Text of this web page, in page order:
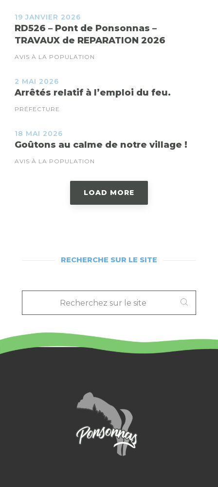
19 JANVIER 2026
RD526 – Pont de Ponsonnas –
TRAVAUX de REPARATION 2026
AVIS À LA POPULATION
2 MAI 2026
Arrêtés relatif à l’emploi du feu.
PRÉFECTURE
18 MAI 2026
Goûtons au calme de notre village !
AVIS À LA POPULATION
LOAD MORE
RECHERCHE SUR LE SITE
RECHERCHEZ
LE
SITE